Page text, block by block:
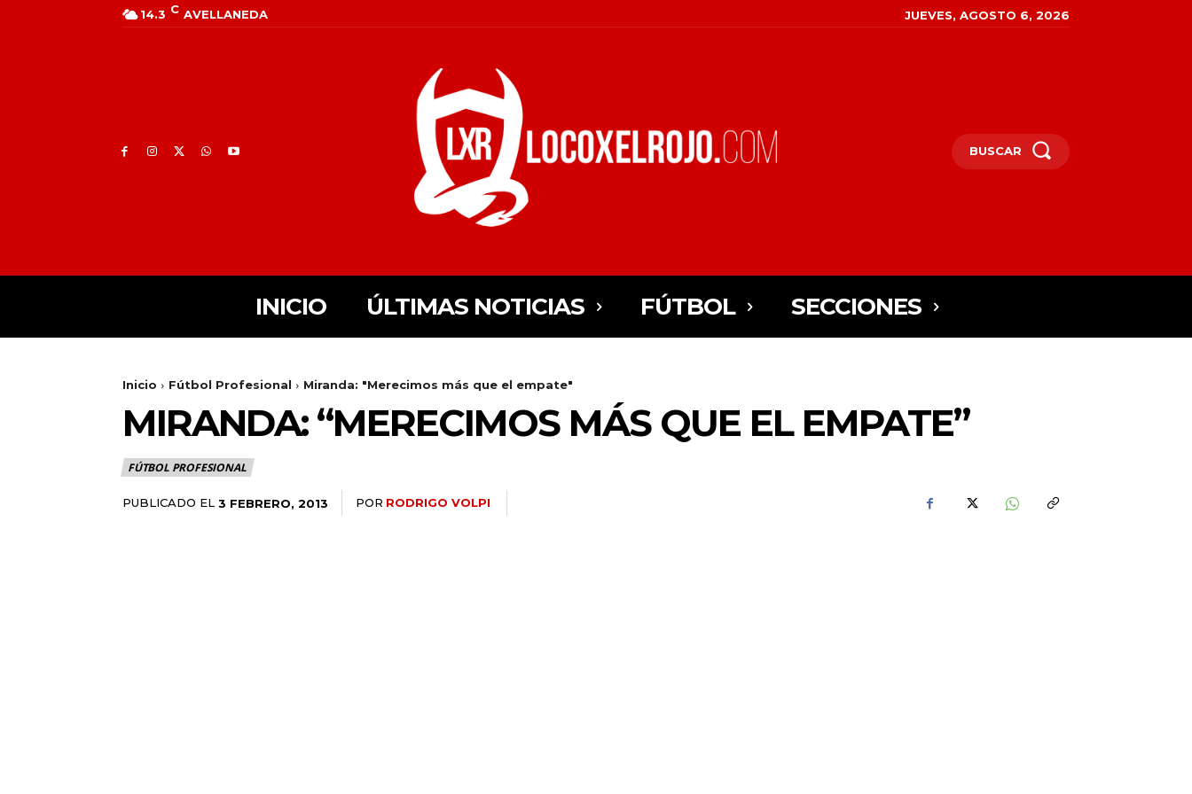
14.3 C AVELLANEDA JUEVES, AGOSTO 6, 2026
BUSCAR
INICIO ÚLTIMAS NOTICIAS FÚTBOL SECCIONES
Inicio Fútbol Profesional Miranda: "Merecimos más que el empate"
MIRANDA: “MERECIMOS MÁS QUE EL EMPATE”
FÚTBOL PROFESIONAL
PUBLICADO EL 3 FEBRERO, 2013 POR RODRIGO VOLPI